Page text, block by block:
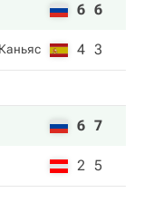
6 6
4 3
6 7
2 5